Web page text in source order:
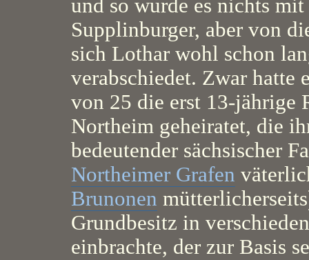
und so wurde es nichts
Supplinburger, aber von
sich Lothar wohl schon
verabschiedet. Zwar hatte
von 25 die erst 13-jährige
Northeim geheiratet, die
bedeutender sächsischer
Northeimer Grafen
Brunonen
Grundbesitz in
einbrachte, der zur Basis